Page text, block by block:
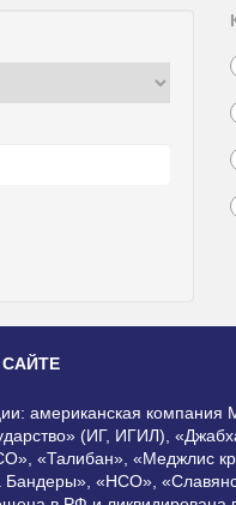
американская
(ИГ, ИГИЛ),
«Талибан», «Меджлис
Бандеры», «НСО»,